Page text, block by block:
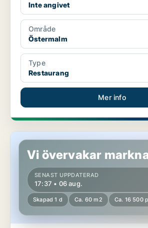
Inte angivet
Område
Östermalm
Type
Restaurang
Mer info
Restaurang i Stockholm
Vi övervakar
SENAST UPPDATERAD
17:37 • 06 aug.
Skapad 1 d Ca. 60 m2 Ca. 16 500